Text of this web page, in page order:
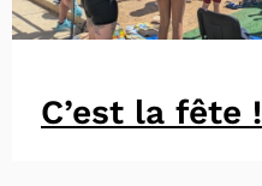
C’est la fête !